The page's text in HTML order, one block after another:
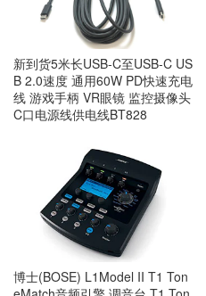
新到货5米长USB-C至USB-C US
B 2.0速度 通用60W PD快速充电
线 游戏手柄 VR眼镜 监控摄像头
C口电源线供电线BT828
博士(BOSE) L1Model II T1 Ton